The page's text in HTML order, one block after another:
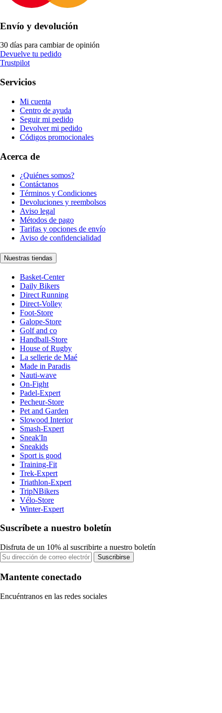
Envío y devolución
30 días para cambiar de opinión
Devuelve tu pedido
Trustpilot
Servicios
Mi cuenta
Centro de ayuda
Seguir mi pedido
Devolver mi pedido
Códigos promocionales
Acerca de
¿Quiénes somos?
Contáctanos
Términos y Condiciones
Devoluciones y reembolsos
Aviso legal
Métodos de pago
Tarifas y opciones de envío
Aviso de confidencialidad
Nuestras tiendas
Basket-Center
Daily Bikers
Direct Running
Direct-Volley
Foot-Store
Galope-Store
Golf and co
Handball-Store
House of Rugby
La sellerie de Maé
Made in Paradis
Nauti-wave
On-Fight
Padel-Expert
Pecheur-Store
Pet and Garden
Slowood Interior
Smash-Expert
Sneak'In
Sneakids
Sport is good
Training-Fit
Trek-Expert
Triathlon-Expert
TripNBikers
Vélo-Store
Winter-Expert
Suscríbete a nuestro boletín
Disfruta de un 10% al suscribirte a nuestro boletín
Suscribirse
Mantente conectado
Encuéntranos en las redes sociales